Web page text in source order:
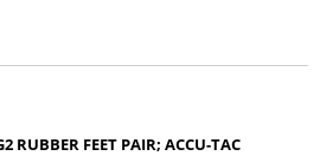
RUBBER FEET PAIR; ACCU-TAC